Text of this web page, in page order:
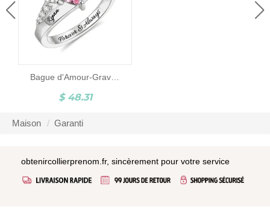
Bague d'Amour-Gravure et Pierres de Naissance-Argent
$ 48.31
Maison Garanti
obtenircollierprenom.fr, sincèrement pour votre service